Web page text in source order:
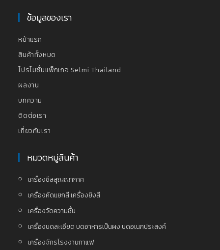
ข้อมูลของเรา
หน้าแรก
สินค้าทั้งหมด
โปรโมชั่นแพ็กเกจ Selmi Thailand
ผลงาน
บทความ
ติดต่อเรา
เกี่ยวกับเรา
หมวดหมู่สินค้า
เครื่องซีลสุญญากาศ
เครื่องคัดแยกสี เครื่องยิงสี
เครื่องวัดความชื้น
เครื่องบดละเอียด บดอาหารเป็นผง บดอเนกประสงค์
เครื่องจักรโรงงานกาแฟ